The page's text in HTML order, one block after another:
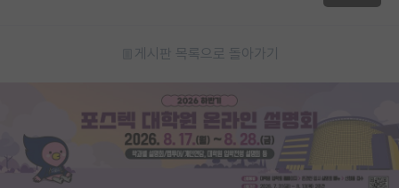
게시판 목록으로 돌아가기